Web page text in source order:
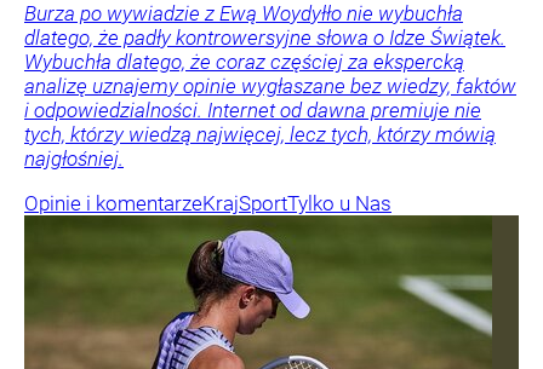
Burza po wywiadzie z Ewą Woydyłło nie wybuchła
dlatego, że padły kontrowersyjne słowa o Idze Świątek.
Wybuchła dlatego, że coraz częściej za ekspercką
analizę uznajemy opinie wygłaszane bez wiedzy, faktów
i odpowiedzialności. Internet od dawna premiuje nie
tych, którzy wiedzą najwięcej, lecz tych, którzy mówią
najgłośniej.
Opinie i komentarzeKrajSportTylko u Nas